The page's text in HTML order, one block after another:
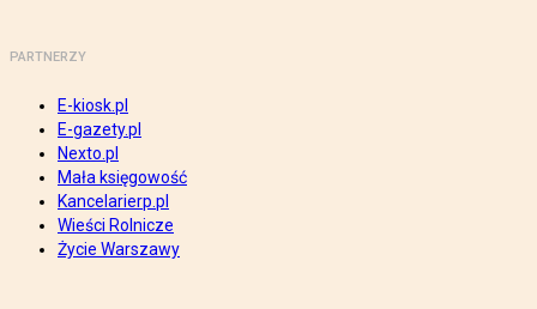
PARTNERZY
E-kiosk.pl
E-gazety.pl
Nexto.pl
Mała księgowość
Kancelarierp.pl
Wieści Rolnicze
Życie Warszawy